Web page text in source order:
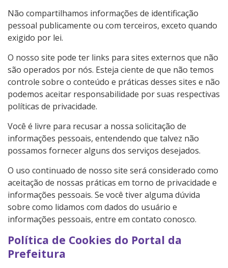
Não compartilhamos informações de identificação
pessoal publicamente ou com terceiros, exceto quando
exigido por lei.
O nosso site pode ter links para sites externos que não
são operados por nós. Esteja ciente de que não temos
controle sobre o conteúdo e práticas desses sites e não
podemos aceitar responsabilidade por suas respectivas
políticas de privacidade.
Você é livre para recusar a nossa solicitação de
informações pessoais, entendendo que talvez não
possamos fornecer alguns dos serviços desejados.
O uso continuado de nosso site será considerado como
aceitação de nossas práticas em torno de privacidade e
informações pessoais. Se você tiver alguma dúvida
sobre como lidamos com dados do usuário e
informações pessoais, entre em contato conosco.
Política de Cookies do Portal da
Prefeitura